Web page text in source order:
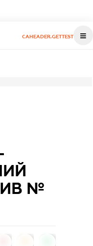
CAHEADER.GETTEST
№